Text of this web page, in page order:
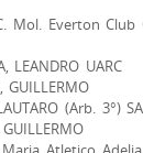
Mol. Everton
LEANDRO UARC
GUILLERMO
(Arb. 3°)